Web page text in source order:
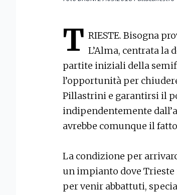
T RIESTE. Bisogna
L’Alma, centrata la
partite iniziali della
l’opportunità per
Pillastrini e garantirsi il
indipendentemente
avrebbe comunque il
La condizione per
un impianto dove Trieste
per venir abbattuti,